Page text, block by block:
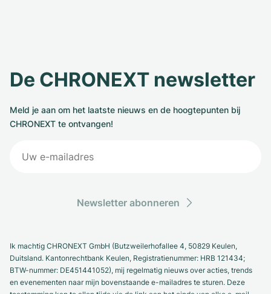
De CHRONEXT newsletter
Meld je aan om het laatste nieuws en de hoogtepunten bij
CHRONEXT te ontvangen!
Newsletter abonneren
Ik machtig CHRONEXT GmbH (Butzweilerhofallee 4, 50829 Keulen,
Duitsland. Kantonrechtbank Keulen, Registratienummer: HRB 121434;
BTW-nummer: DE451441052), mij regelmatig nieuws over acties, trends
en evenementen naar mijn bovenstaande e-mailadres te sturen. Deze